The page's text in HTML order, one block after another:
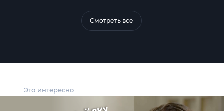
Это интересно
Смотреть все